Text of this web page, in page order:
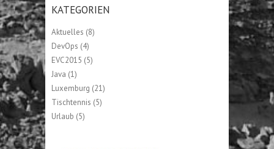
KATEGORIEN
Aktuelles (8)
DevOps (4)
EVC2015 (5)
Java (1)
Luxemburg (21)
Tischtennis (5)
Urlaub (5)